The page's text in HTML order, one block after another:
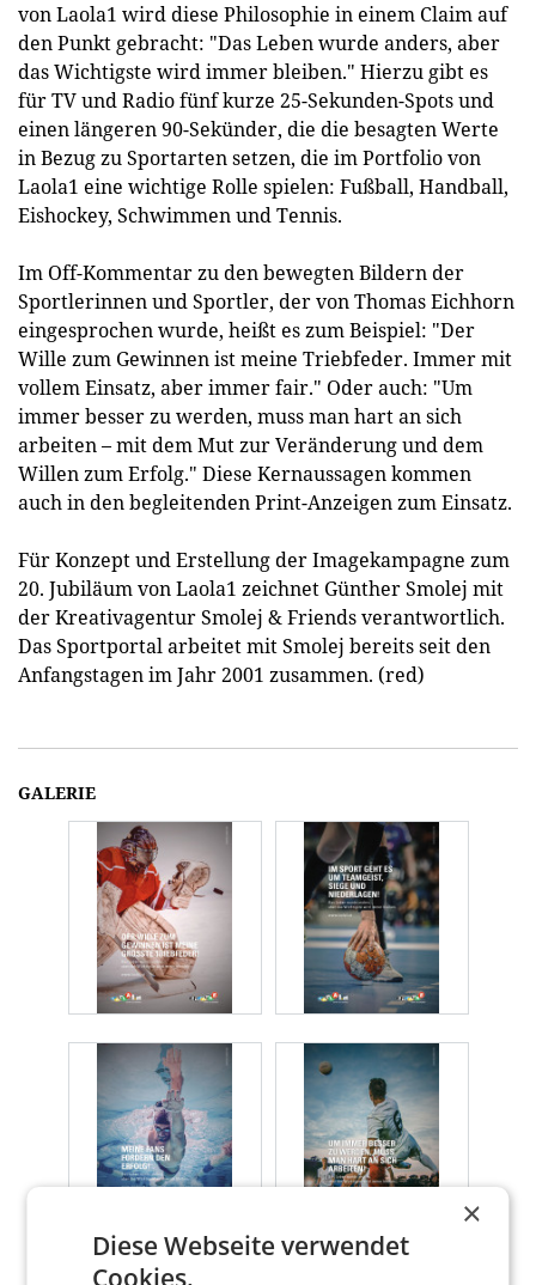
von Laola1 wird diese Philosophie in einem Claim auf
den Punkt gebracht: "Das Leben wurde anders, aber
das Wichtigste wird immer bleiben." Hierzu gibt es
für TV und Radio fünf kurze 25-Sekunden-Spots und
einen längeren 90-Sekünder, die die besagten Werte
in Bezug zu Sportarten setzen, die im Portfolio von
Laola1 eine wichtige Rolle spielen: Fußball, Handball,
Eishockey, Schwimmen und Tennis.
Im Off-Kommentar zu den bewegten Bildern der
Sportlerinnen und Sportler, der von Thomas Eichhorn
eingesprochen wurde, heißt es zum Beispiel: "Der
Wille zum Gewinnen ist meine Triebfeder. Immer mit
vollem Einsatz, aber immer fair." Oder auch: "Um
immer besser zu werden, muss man hart an sich
arbeiten – mit dem Mut zur Veränderung und dem
Willen zum Erfolg." Diese Kernaussagen kommen
auch in den begleitenden Print-Anzeigen zum Einsatz.
Für Konzept und Erstellung der Imagekampagne zum
20. Jubiläum von Laola1 zeichnet Günther Smolej mit
der Kreativagentur Smolej & Friends verantwortlich.
Das Sportportal arbeitet mit Smolej bereits seit den
Anfangstagen im Jahr 2001 zusammen. (red)
GALERIE
×
Diese Webseite verwendet
Cookies.